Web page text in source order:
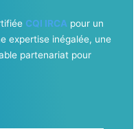
CQI IRCA pour un
expertise inégalée, une
partenariat pour